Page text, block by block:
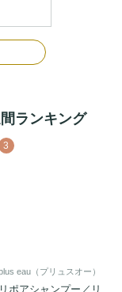
ランキング
3
eau（プリュスオー）
リポアシャンプー／リ